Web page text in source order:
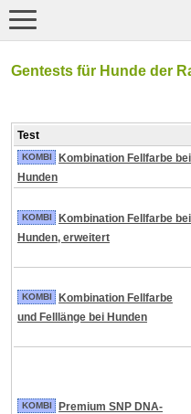
Gentests für Hunde der
Test
KOMBI
Kombination Fellfarbe bei
Hunden
KOMBI
Kombination Fellfarbe bei
Hunden, erweitert
KOMBI
Kombination Fellfarbe
und Felllänge bei Hunden
KOMBI
Premium SNP DNA-